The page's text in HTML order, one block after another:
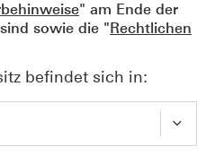
" am Ende der
sowie die "Rechtlichen
befindet sich in: